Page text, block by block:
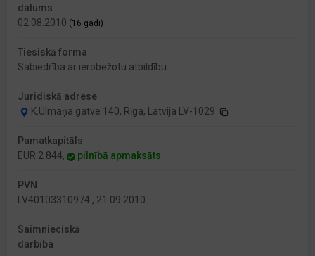
datums
02.08.2010 (16 gadi)
Tiesiskā forma
Sabiedrība ar ierobežotu atbildību
Juridiskā adrese
K.Ulmaņa gatve 140, Rīga, Latvija LV-1029
Pamatkapitāls
EUR 2 844,
pilnībā apmaksāts
PVN
LV40103310974 , 21.09.2010
Saimnieciskā
darbība